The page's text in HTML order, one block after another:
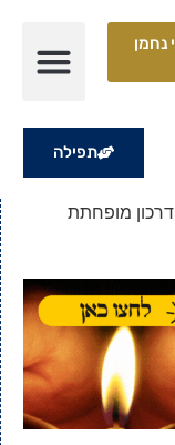
נחמן
תפילה
מופחתת